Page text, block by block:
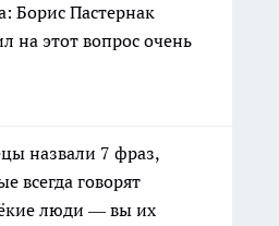
Борис Пастернак
на этот вопрос очень
назвали 7 фраз,
всегда говорят
люди — вы их